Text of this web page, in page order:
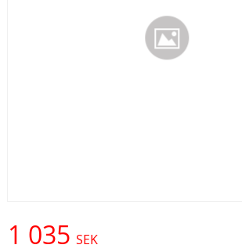
1 035 SEK